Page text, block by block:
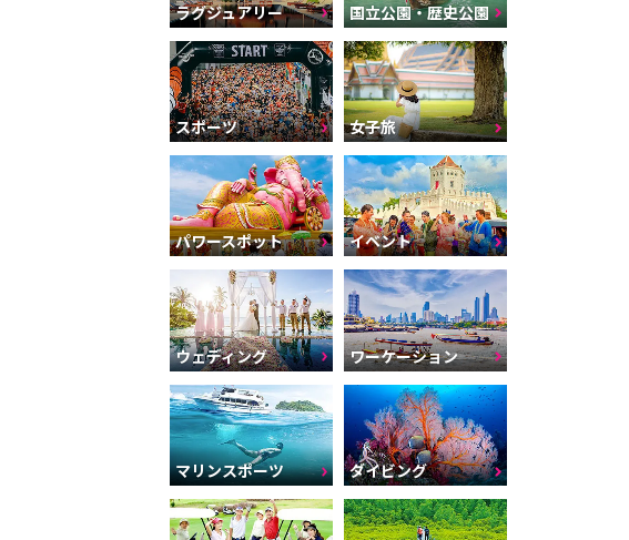
ラグジュアリー 国立公園・歴史公園
スポーツ 女子旅
パワースポット イベント
ウェディング ワーケーション
マリンスポーツ ダイビング